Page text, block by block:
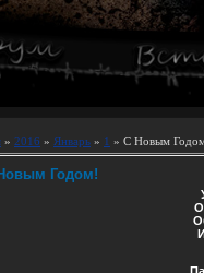
» 2016 » Январь » 1 » С Новым
Годом!